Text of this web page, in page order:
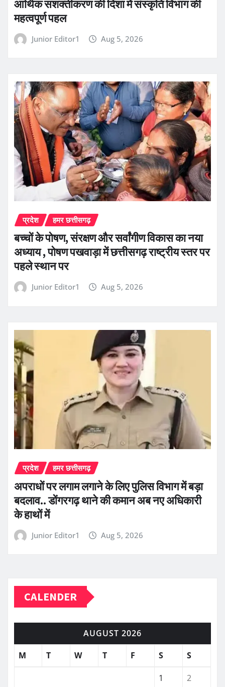
आर्थिक सशक्तीकरण की दिशा में संस्कृति विभाग की
महत्वपूर्ण पहल
Junior Editor1 Aug 5, 2026
प्रदेश हमर छत्तीसगढ़
बच्चों के पोषण, संरक्षण और सर्वांगीण विकास का नया
अध्याय , पोषण पखवाड़ा में छत्तीसगढ़ राष्ट्रीय स्तर पर
पहले स्थान पर
Junior Editor1 Aug 5, 2026
प्रदेश हमर छत्तीसगढ़
अपराधों पर लगाम लगाने के लिए पुलिस विभाग में बड़ा
बदलाव.. डोंगरगढ़ थाने की कमान अब नए अधिकारी
के हाथों में
Junior Editor1 Aug 5, 2026
CALENDER
AUGUST 2026
M
T W T F S S
1 2